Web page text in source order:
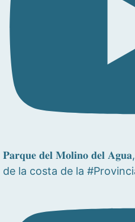
𝐏𝐚𝐫𝐪𝐮𝐞 𝐝𝐞𝐥 𝐌𝐨𝐥𝐢𝐧𝐨 𝐝𝐞𝐥
de la costa de la